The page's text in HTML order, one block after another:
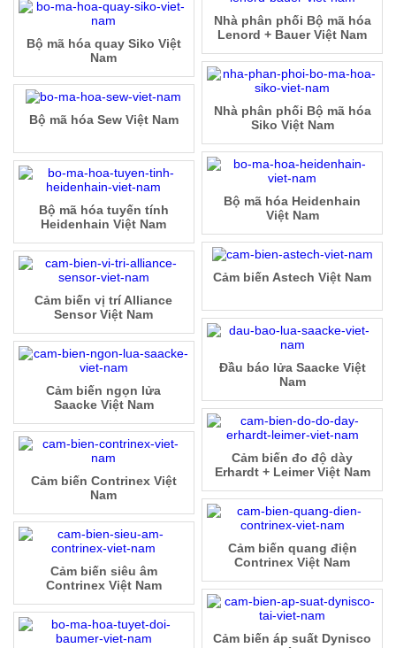
Nhà phân phối Bộ mã hóa
Lenord + Bauer Việt Nam
Bộ mã hóa quay Siko Việt
Nam
Nhà phân phối Bộ mã hóa
Siko Việt Nam
Bộ mã hóa Sew Việt Nam
Bộ mã hóa Heidenhain
Việt Nam
Bộ mã hóa tuyến tính
Heidenhain Việt Nam
Cảm biến Astech Việt Nam
Cảm biến vị trí Alliance
Sensor Việt Nam
Đầu báo lửa Saacke Việt
Nam
Cảm biến ngọn lửa
Saacke Việt Nam
Cảm biến đo độ dày
Erhardt + Leimer Việt Nam
Cảm biến Contrinex Việt
Nam
Cảm biến quang điện
Contrinex Việt Nam
Cảm biến siêu âm
Contrinex Việt Nam
Cảm biến áp suất Dynisco